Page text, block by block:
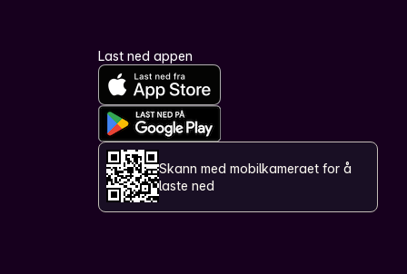
Last ned appen
Skann med mobilkameraet for å
laste ned